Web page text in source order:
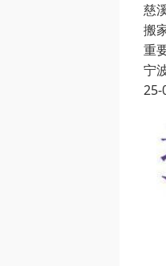
慈
搬
重
宁
25-